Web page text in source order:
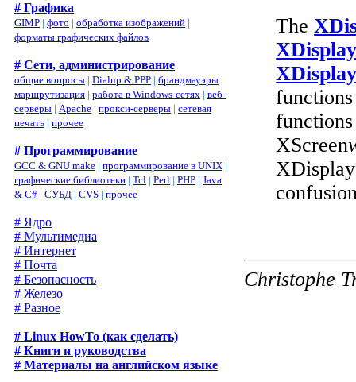
# Графика
GIMP | фото | обработка изображений |
форматы графических файлов
# Сети, администрирование
общие вопросы | Dialup & PPP | брандмауэры |
маршрутизация | работа в Windows-сетях | веб-
серверы | Apache | прокси-серверы | сетевая
печать | прочее
# Программирование
GCC & GNU make | программирование в UNIX |
графические библиотеки | Tcl | Perl | PHP | Java
& C# | СУБД | CVS | прочее
# Ядро
# Мультимедиа
# Интернет
# Почта
# Безопасность
# Железо
# Разное
# Linux HowTo (как сделать)
# Книги и руководства
# Материалы на английском языке
The
XScreen
XDisplay
Christophe